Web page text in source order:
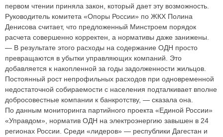
первом чтении приняла закон, который дает эту возможность.
Руководитель комитета «Опоры России» по ЖКХ Полина
Денисова считает, что предложенный Минстроем порядок
расчета совершенно корректен, а нормативы даже занижены.
— В результате этого расходы на содержание ОДН просто
превращаются в убытки управляющих компаний. Это
добавляется к накопленной за годы задолженности жильцов.
Постоянный рост непрофильных расходов при одновременной
недостаточной собираемости с населения подталкивает вполне
добросовестные компании к банкротству, — сказала она.
По данным мониторинга партийного проекта «Единой России»
«Управдом», норматив ОДН на электроэнергию завышен в 24
регионах России. Среди «лидеров» — республики Дагестан и